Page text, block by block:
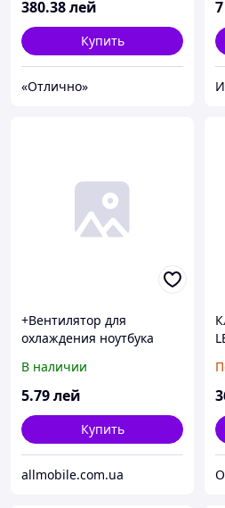
380.38лей
Купить
«Отлично»
+Вентилятор для
охлаждения ноутбука
G530/ Y430/ G510 / ACER
ASPIRE 5220 3pin
В наличии
5.79лей
Купить
allmobile.com.ua